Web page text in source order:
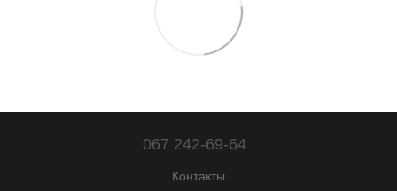
067 242-69-64
Контакты